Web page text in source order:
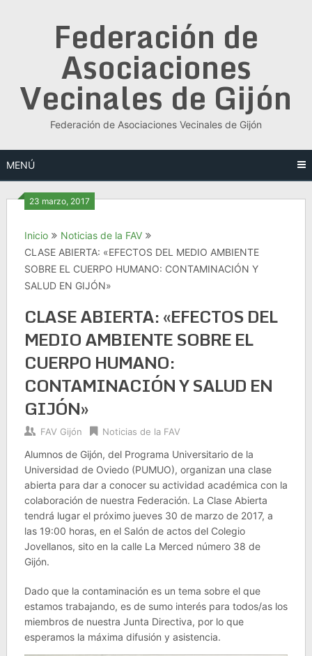
Federación de
Asociaciones
Vecinales de Gijón
Federación de Asociaciones Vecinales de Gijón
MENÚ
23 marzo, 2017
Inicio
Noticias de la FAV
CLASE ABIERTA: «EFECTOS DEL MEDIO AMBIENTE
SOBRE EL CUERPO HUMANO: CONTAMINACIÓN Y
SALUD EN GIJÓN»
CLASE ABIERTA: «EFECTOS DEL
MEDIO AMBIENTE SOBRE EL
CUERPO HUMANO:
CONTAMINACIÓN Y SALUD EN
GIJÓN»
FAV Gijón Noticias de la FAV
Alumnos de Gijón, del Programa Universitario de la
Universidad de Oviedo (PUMUO), organizan una clase
abierta para dar a conocer su actividad académica con la
colaboración de nuestra Federación. La Clase Abierta
tendrá lugar el próximo jueves 30 de marzo de 2017, a
las 19:00 horas, en el Salón de actos del Colegio
Jovellanos, sito en la calle La Merced número 38 de
Gijón.
Dado que la contaminación es un tema sobre el que
estamos trabajando, es de sumo interés para todos/as los
miembros de nuestra Junta Directiva, por lo que
esperamos la máxima difusión y asistencia.